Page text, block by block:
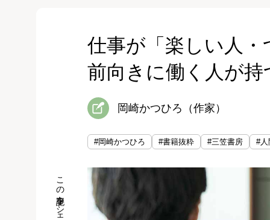
仕事が「楽しい人
前向きに働く人が
岡崎かつひろ（作家）
#岡崎かつひろ #書籍抜粋 #三笠書房 #人
この記事をシェア